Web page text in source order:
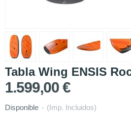
Tabla Wing ENSIS
1.599,00 €
Disponible - (Imp. Incluidos)